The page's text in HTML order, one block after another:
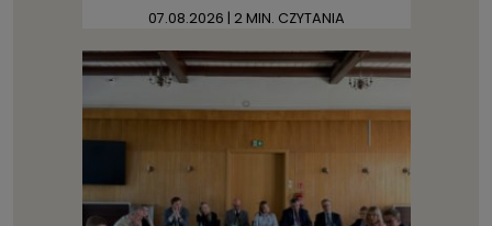
07.08.2026 | 2 MIN. CZYTANIA